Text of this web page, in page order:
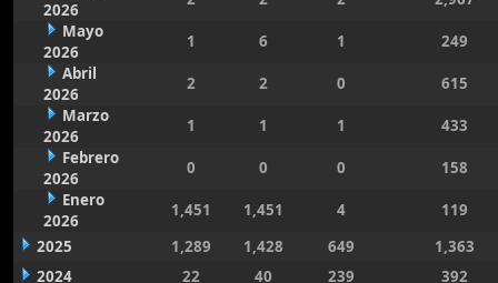
2026
Mayo
2026
1 6 1
249
Abril
2026
2 2 0
615
Marzo
2026
1 1 1
433
Febrero
2026
0 0 0
158
Enero
2026
1,451 1,451 4
119
2025
1,289 1,428 649
1,363
2024
22 40 239
392